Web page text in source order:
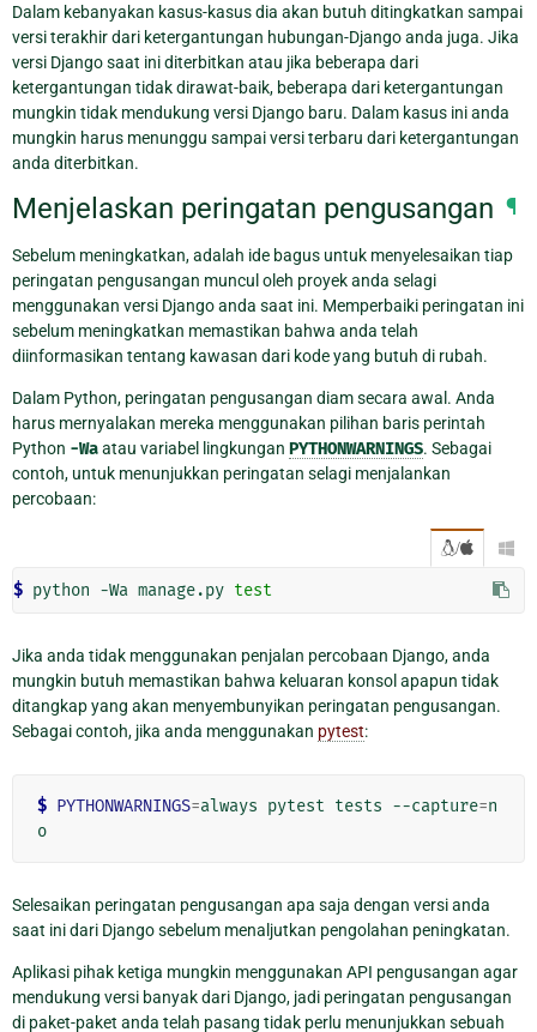
Dalam kebanyakan kasus-kasus dia akan butuh ditingkatkan sampai
versi terakhir dari ketergantungan hubungan-Django anda juga. Jika
versi Django saat ini diterbitkan atau jika beberapa dari
ketergantungan tidak dirawat-baik, beberapa dari ketergantungan
mungkin tidak mendukung versi Django baru. Dalam kasus ini anda
mungkin harus menunggu sampai versi terbaru dari ketergantungan
anda diterbitkan.
Menjelaskan peringatan pengusangan ¶
Sebelum meningkatkan, adalah ide bagus untuk menyelesaikan tiap
peringatan pengusangan muncul oleh proyek anda selagi
menggunakan versi Django anda saat ini. Memperbaiki peringatan ini
sebelum meningkatkan memastikan bahwa anda telah
diinformasikan tentang kawasan dari kode yang butuh di rubah.
Dalam Python, peringatan pengusangan diam secara awal. Anda
harus mernyalakan mereka menggunakan pilihan baris perintah
Python -Waatau variabel lingkungan PYTHONWARNINGS. Sebagai
contoh, untuk menunjukkan peringatan selagi menjalankan
percobaan:
/ 
$ python -Wa manage.py test
Jika anda tidak menggunakan penjalan percobaan Django, anda
mungkin butuh memastikan bahwa keluaran konsol apapun tidak
ditangkap yang akan menyembunyikan peringatan pengusangan.
Sebagai contoh, jika anda menggunakan pytest:
$ PYTHONWARNINGS=always pytest tests --capture=n
Selesaikan peringatan pengusangan apa saja dengan versi anda
saat ini dari Django sebelum menaljutkan pengolahan peningkatan.
Aplikasi pihak ketiga mungkin menggunakan API pengusangan agar
mendukung versi banyak dari Django, jadi peringatan pengusangan
di paket-paket anda telah pasang tidak perlu menunjukkan sebuah